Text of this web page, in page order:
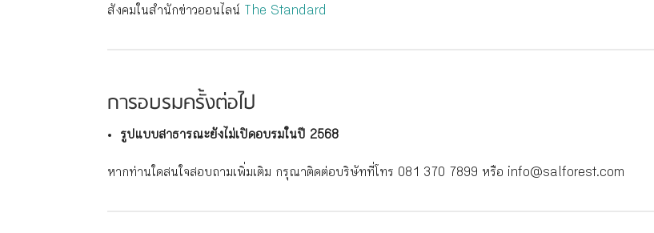
สังคมในสำนักข่าวออนไลน์ The Standard
การอบรมครั้งต่อไป
รูปแบบสาธารณะยังไม่เปิดอบรมในปี 2568
หากท่านใดสนใจสอบถามเพิ่มเติม กรุณาติดต่อบริษัทที่โทร 081 370 7899 หรือ info@salforest.com